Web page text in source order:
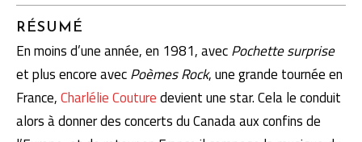
RÉSUMÉ
En moins d’une année, en 1981, avecPochette surprise
et plus encore avecPoèmes Rock, une grande tournée en
France,Charlélie Couturedevient une star. Cela le conduit
alors à donner des concerts du Canada aux confins de